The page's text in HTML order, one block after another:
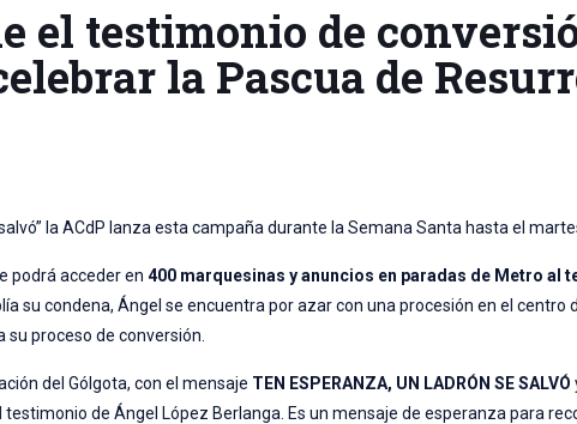
el testimonio de
la Pascua de
la ACdP lanza esta campaña durante la Semana Santa hasta el
podrá acceder en400 marquesinas y anuncios en paradas de Metro al
su condena, Ángel se encuentra por azar con una procesión en el centro
proceso de conversión.
del Gólgota, con el mensaje TEN ESPERANZA, UN LADRÓN SE SALVÓ
de Ángel López Berlanga. Es un mensaje de esperanza para